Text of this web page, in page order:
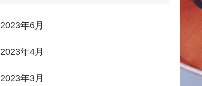
2023年6月
2023年4月
2023年3月